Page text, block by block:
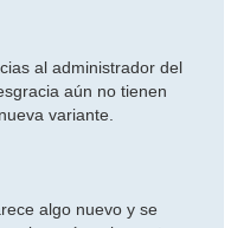
al administrador del
aún no tienen
variante.
algo nuevo y se